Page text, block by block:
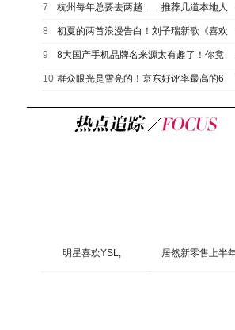
7 杭州每年总要去两趟……推荐几道本地人
8 初夏的两首浪漫告白！刘子瑞新歌《喜欢
9 8大国产手机品牌名来源太有趣了！你竟
10 群众眼光是雪亮的！京东好评率最高的6
明星喜欢YSL, 居然新零售上半